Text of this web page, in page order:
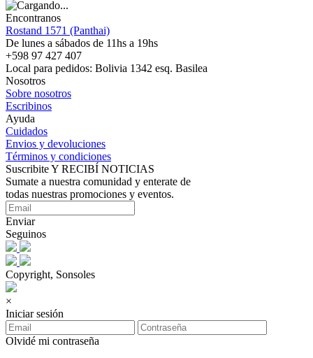
Encontranos
Rostand 1571 (Panthai)
De lunes a sábados de 11hs a 19hs
+598 97 427 407
Local para pedidos: Bolivia 1342 esq. Basilea
Nosotros
Sobre nosotros
Escribinos
Ayuda
Cuidados
Envios y devoluciones
Términos y condiciones
Suscribite Y RECIBÍ NOTICIAS
Sumate a nuestra comunidad y enterate de
todas nuestras promociones y eventos.
Enviar
Seguinos
Copyright, Sonsoles
×
Iniciar sesión
Olvidé mi contraseña